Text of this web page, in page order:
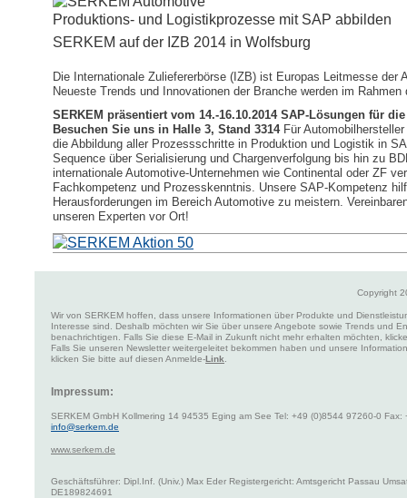
Produktions- und Logistikprozesse mit SAP abbilden
SERKEM auf der IZB 2014 in Wolfsburg
Die Internationale Zuliefererbörse (IZB) ist Europas Leitmesse der
Neueste Trends und Innovationen der Branche werden im
SERKEM präsentiert vom 14.-16.10.2014 SAP-Lösungen für
Besuchen Sie uns in Halle 3, Stand 3314 Für
die Abbildung aller Prozessschritte in Produktion und Logistik in
Sequence über Serialisierung und Chargenverfolgung bis hin zu
internationale Automotive-Unternehmen wie Continental oder ZF
Fachkompetenz und Prozesskenntnis. Unsere SAP-Kompetenz
Herausforderungen im Bereich Automotive zu meistern.
unseren Experten vor Ort!
Copyright
Wir von SERKEM hoffen, dass unsere Informationen über Produkte und
Interesse sind. Deshalb möchten wir Sie über unsere Angebote sowie Trends und
benachrichtigen. Falls Sie diese E-Mail in Zukunft nicht mehr erhalten möchten,
Falls Sie unseren Newsletter weitergeleitet bekommen haben und unsere
klicken Sie bitte auf diesen Anmelde-Link
Impressum:
SERKEM GmbH Kollmering 14 94535 Eging am See Tel: +49 (0)8544 97260-0
info@serkem.de
www.serkem.de
Geschäftsführer: Dipl.Inf. (Univ.) Max Eder Registergericht: Amtsgericht Passau
DE189824691